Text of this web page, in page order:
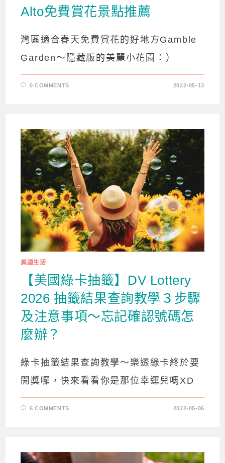
Alto免費賞花景點推薦
灣區適合春天免費賞花的好地方Gamble
Garden～隱藏版的美麗小花園：）
0 COMMENTS 2022-05-13
美國生活
【美國綠卡抽籤】DV Lottery
2026 抽籤結果查詢教學３步驟
及注意事項～忘記確認號碼怎
麼辦？
綠卡抽籤結果查詢教學～樂透綠卡終於要
開獎囉，快來看看你是那位幸運兒嗎XD
6 COMMENTS 2022-05-06